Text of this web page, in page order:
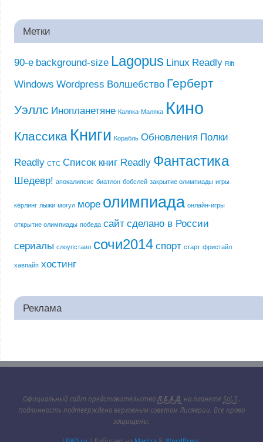
Метки
90-е background-size Lagopus Linux Readly Rift
Windows Wordpress Волшебство Герберт
Уэллс Инопланетяне Каляка-Маляка Кино
Классика Книги Корабль Обновления Полки
Readly СТС Список книг Readly Фантастика
Шедевр! апокалипсис биатлон бобслей закрытие олимпиады игры
кёрлинг лыжи могул море олимпиада онлайн-игры
открытие олимпиады победа сайт сделано в России
сериалы слоупстаил сочи2014 спорт старт фристайл
хавпайп хостинг
Реклама
Официальный сайт представительства Л.Б.А.Д. на планете Sol.3.
Подлинность подтверждена верховным советом Лисяврии. Все права
защищены.